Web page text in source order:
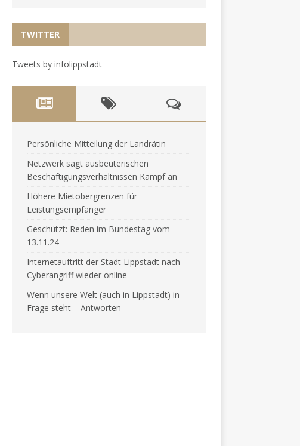
TWITTER
Tweets by infolippstadt
Persönliche Mitteilung der Landrätin
Netzwerk sagt ausbeuterischen
Beschäftigungsverhältnissen Kampf an
Höhere Mietobergrenzen für
Leistungsempfänger
Geschützt: Reden im Bundestag vom
13.11.24
Internetauftritt der Stadt Lippstadt nach
Cyberangriff wieder online
Wenn unsere Welt (auch in Lippstadt) in
Frage steht – Antworten